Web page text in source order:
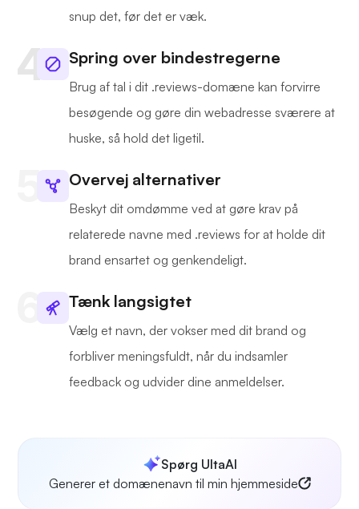
snup det, før det er væk.
Spring over bindestregerne
Brug af tal i dit .reviews-domæne kan forvirre
besøgende og gøre din webadresse sværere at
huske, så hold det ligetil.
Overvej alternativer
Beskyt dit omdømme ved at gøre krav på
relaterede navne med .reviews for at holde dit
brand ensartet og genkendeligt.
Tænk langsigtet
Vælg et navn, der vokser med dit brand og
forbliver meningsfuldt, når du indsamler
feedback og udvider dine anmeldelser.
Spørg UltaAI
Generer et domænenavn til min hjemmeside